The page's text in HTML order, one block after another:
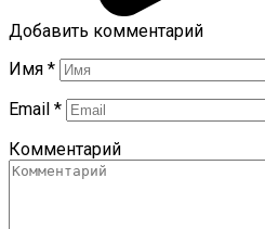
Добавить комментарий
Имя *
Email *
Комментарий